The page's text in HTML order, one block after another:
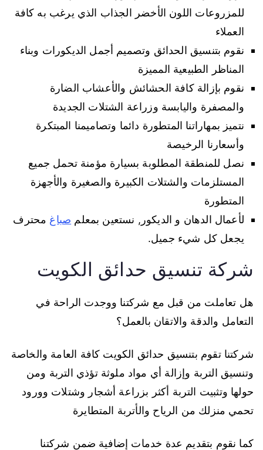
للمزروعات اللون الأخضر الجذاب الذي يرغب به كافة
العملاء
نقوم بتنسيق الحدائق وتصميم أجمل الديكورات وبناء
المناظر الطبيعية المميزة
نقوم بإزالة كافة الحشائش والأعشاب الضارة
والمصفرة واليابسة وزراعة الشتلات الجديدة
نتميز بمهاراتنا المتطورة دائما وتصاميمنا المبتكرة
وأسعارنا الرخيصة
نصل للمنطقة المطلوبة بسيارة مؤمنة تحمل جميع
المستلزمات والشتلات الكبيرة والصغيرة والأجهزة
المتطورة
لأعمال الدهان و الديكور, نستعين بمعلم صباغ محترف
يجعل كل شيء جميل.
شركة تنسيق حدائق الكويت
هل تعاملت من قبل مع شركتنا ووجدت الراحة في
التعامل والدقة والاتقان بالعمل؟
شركتنا تقوم بتنسيق حدائق الكويت كافة العامة والخاصة
وتنسيق التربة وإزالة أي مواد ملوثة تؤذي التربة ومن
حولها وتثبيت التربة أكثر بزراعة أشجار وشتلات وورود
تحمي منزلك من الرياح والأتربة المتطايرة
كما نقوم بتقديم عدة خدمات إضافية ضمن شركتنا